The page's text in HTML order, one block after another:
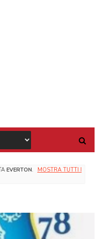
EVERTON.
MOSTRA TUTTI I